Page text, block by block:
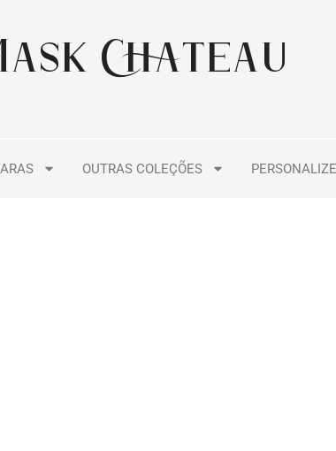
Chateau
OUTRAS COLEÇÕES